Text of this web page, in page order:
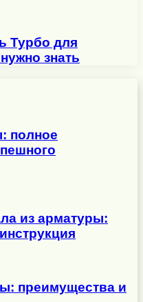
Турбо для
знать
полное
из арматуры:
преимущества и